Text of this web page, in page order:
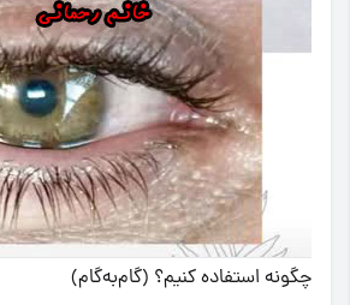
چگونه استفاده کنیم؟ (گام‌به‌گام)